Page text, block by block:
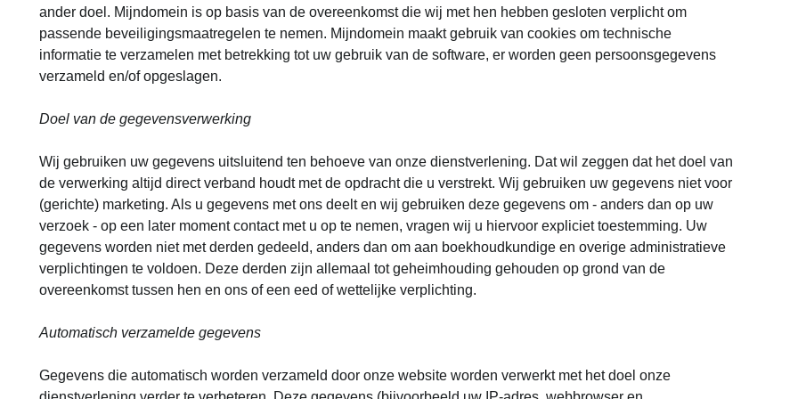
ander doel. Mijndomein is op basis van de overeenkomst die wij met hen hebben gesloten verplicht om
passende beveiligingsmaatregelen te nemen. Mijndomein maakt gebruik van cookies om technische
informatie te verzamelen met betrekking tot uw gebruik van de software, er worden geen persoonsgegevens
verzameld en/of opgeslagen.
Doel van de gegevensverwerking
Wij gebruiken uw gegevens uitsluitend ten behoeve van onze dienstverlening. Dat wil zeggen dat het doel van
de verwerking altijd direct verband houdt met de opdracht die u verstrekt. Wij gebruiken uw gegevens niet voor
(gerichte) marketing. Als u gegevens met ons deelt en wij gebruiken deze gegevens om - anders dan op uw
verzoek - op een later moment contact met u op te nemen, vragen wij u hiervoor expliciet toestemming. Uw
gegevens worden niet met derden gedeeld, anders dan om aan boekhoudkundige en overige administratieve
verplichtingen te voldoen. Deze derden zijn allemaal tot geheimhouding gehouden op grond van de
overeenkomst tussen hen en ons of een eed of wettelijke verplichting.
Automatisch verzamelde gegevens
Gegevens die automatisch worden verzameld door onze website worden verwerkt met het doel onze